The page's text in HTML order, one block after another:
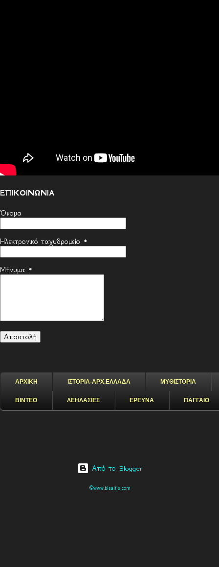
ΕΠΙΚΟΙΝΩΝΙΑ
Όνομα
Ηλεκτρονικό ταχυδρομείο *
Μήνυμα *
ΑΡΧΙΚΗ ΙΣΤΟΡΙΑ-ΑΡΧ.ΕΛΛΑΔΑ ΜΥΘΙΣΤΟΡΙΑ
ΒΙΝΤΕΟ ΛΕΗΛΑΣΙΕΣ ΕΡΕΥΝΑ ΠΑΓΓΑΙΟ
Από το Blogger
©www.bisaltis.com